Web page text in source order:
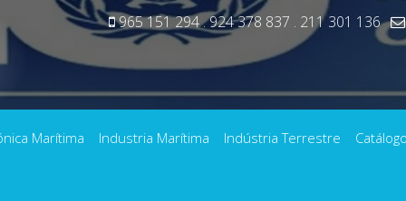
965 151 294 . 924 378 837 . 211 301 136
Marítima Industria Marítima Indústria Terrestre